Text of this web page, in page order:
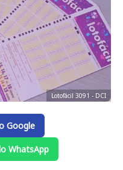
Lotofácil 3091 - DCI
Google
WhatsApp